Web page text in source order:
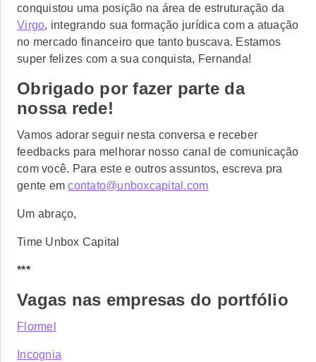
conquistou uma posição na área de estruturação da
Virgo, integrando sua formação jurídica com a atuação
no mercado financeiro que tanto buscava. Estamos
super felizes com a sua conquista, Fernanda!
Obrigado por fazer parte da
nossa rede!
Vamos adorar seguir nesta conversa e receber
feedbacks para melhorar nosso canal de comunicação
com você. Para este e outros assuntos, escreva pra
gente emcontato@unboxcapital.com
Um abraço,
Time Unbox Capital
***
Vagas nas empresas do portfólio
Flormel
Incognia